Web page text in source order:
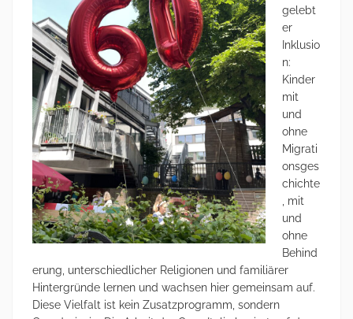
gelebt
er
Inklusio
n:
Kinder
mit
und
ohne
Migrati
onsges
chichte
, mit
und
ohne
Behind
erung, unterschiedlicher Religionen und familiärer
Hintergründe lernen und wachsen hier gemeinsam auf.
Diese Vielfalt ist kein Zusatzprogramm, sondern